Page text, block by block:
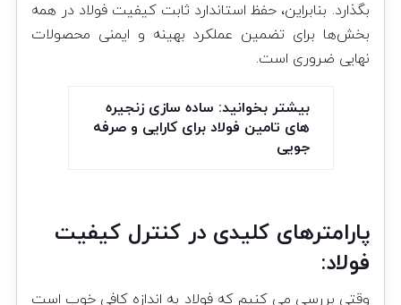
بگذارد. بنابراین، حفظ استاندارد ثابت کیفیت فولاد در همه
بخش‌ها برای تضمین عملکرد بهینه و ایمنی محصولات
نهایی ضروری است.
بیشتر بخوانید: ساده سازی زنجیره
های تامین فولاد برای کارایی و صرفه
جویی
پارامترهای کلیدی در کنترل کیفیت
فولاد:
وقتی بررسی می کنیم که فولاد به اندازه کافی خوب است